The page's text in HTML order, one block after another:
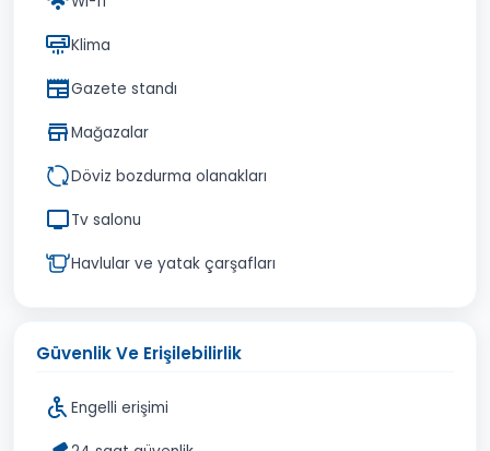
Klima
Gazete standı
Mağazalar
Döviz bozdurma olanakları
Tv salonu
Havlular ve yatak çarşafları
Güvenlik Ve Erişilebilirlik
Engelli erişimi